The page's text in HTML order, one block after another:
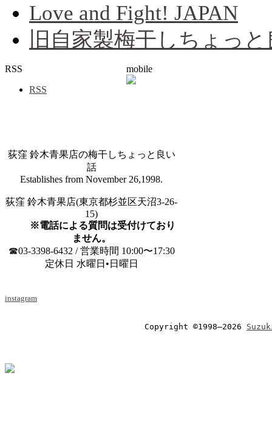
Love and Fight! JAPAN
旧自家製梅干しちょっ
RSS
RSS
mobile
荻窪 鈴木青果店の梅干しちょっと良い
話
Establishes from November 26,1998.
荻窪 鈴木青果店(東京都杉並区天沼3-26-
15)
※電話による質問は受付けており
ません。
☎03-3398-6432 / 営業時間 10:00〜17:30
定休日 水曜日•日曜日
instagram
Copyright ©1998–2026